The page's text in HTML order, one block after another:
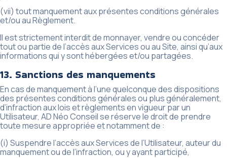
(vii) tout manquement aux présentes conditions générales
et/ou au Règlement.
Il est strictement interdit de monnayer, vendre ou concéder
tout ou partie de l’accès aux Services ou au Site, ainsi qu’aux
informations qui y sont hébergées et/ou partagées.
13. Sanctions des manquements
En cas de manquement à l’une quelconque des dispositions
des présentes conditions générales ou plus généralement,
d’infraction aux lois et règlements en vigueur par un
Utilisateur, AD Néo Conseil se réserve le droit de prendre
toute mesure appropriée et notamment de :
(i) Suspendre l’accès aux Services de l’Utilisateur, auteur du
manquement ou de l’infraction, ou y ayant participé,